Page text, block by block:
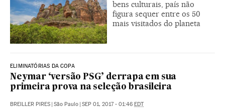
bens culturais, país não
figura sequer entre os 50
mais visitados do planeta
ELIMINATÓRIAS DA COPA
Neymar ‘versão PSG’ derrapa em sua
primeira prova na seleção brasileira
BREILLER PIRES | São Paulo | SEP 01, 2017 - 01:46 EDT